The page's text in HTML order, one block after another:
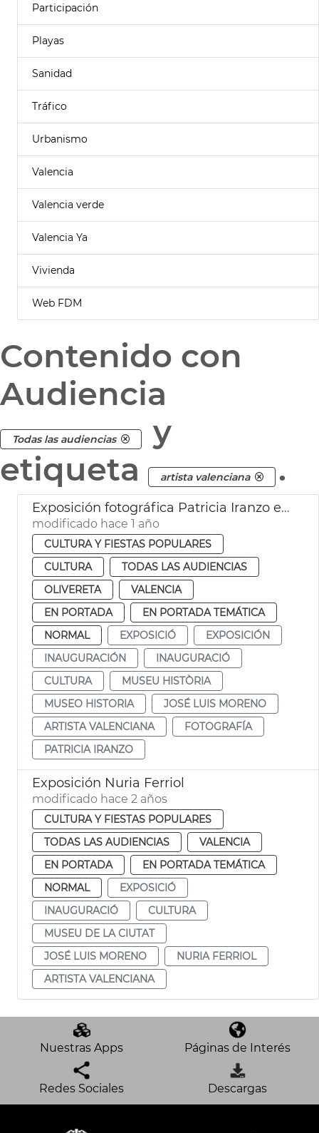
Participación
Playas
Sanidad
Tráfico
Urbanismo
Valencia
Valencia verde
Valencia Ya
Vivienda
Web FDM
Contenido con
Audiencia
Todas las audiencias
y
etiqueta
artista valenciana .
Exposición fotográfica Patricia Iranzo en el Museo Historia de València
modificado hace 1 año
CULTURA Y FIESTAS POPULARES
CULTURA
TODAS LAS AUDIENCIAS
OLIVERETA
VALENCIA
EN PORTADA
EN PORTADA TEMÁTICA
NORMAL
EXPOSICIÓ
EXPOSICIÓN
INAUGURACIÓN
INAUGURACIÓ
CULTURA
MUSEU HISTÒRIA
MUSEO HISTORIA
JOSÉ LUIS MORENO
ARTISTA VALENCIANA
FOTOGRAFÍA
PATRICIA IRANZO
Exposición Nuria Ferriol
modificado hace 2 años
CULTURA Y FIESTAS POPULARES
TODAS LAS AUDIENCIAS
VALENCIA
EN PORTADA
EN PORTADA TEMÁTICA
NORMAL
EXPOSICIÓ
INAUGURACIÓ
CULTURA
MUSEU DE LA CIUTAT
JOSÉ LUIS MORENO
NURIA FERRIOL
ARTISTA VALENCIANA
Nuestras Apps Páginas de Interés
Redes Sociales Descargas